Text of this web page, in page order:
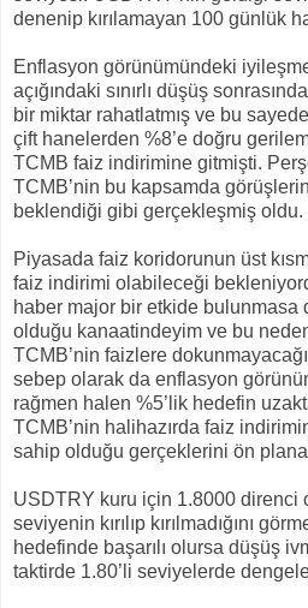
denenip kırılamayan 100 günlük
Enflasyon görünümündeki
açığındaki sınırlı düşüş
bir miktar rahatlatmış ve bu
çift hanelerden %8’e doğru
TCMB faiz indirimine gitmişti.
TCMB’nin bu kapsamda
beklendiği gibi gerçekleşmiş oldu.
Piyasada faiz koridorunun üst
faiz indirimi olabileceği
haber major bir etkide bulunmasa
olduğu kanaatindeyim ve bu
TCMB’nin faizlere
sebep olarak da enflasyon
rağmen halen %5’lik hedefin
TCMB’nin halihazırda faiz
sahip olduğu gerçeklerini ön
USDTRY kuru için 1.8000 direnci
seviyenin kırılıp kırılmadığını
hedefinde başarılı olursa düşüş
taktirde 1.80’li seviyelerde